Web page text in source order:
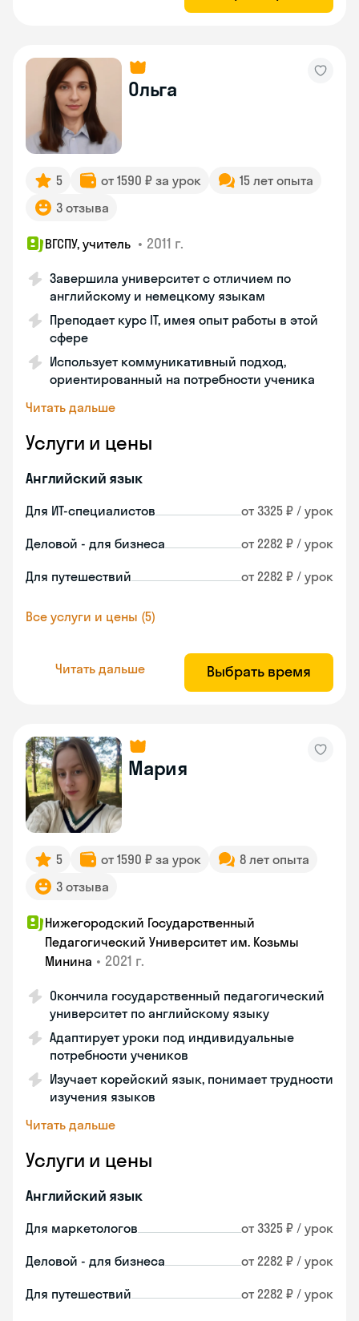
Ольга
5 от 1590 ₽ за урок
15 лет опыта
3 отзыва
ВГСПУ, учитель • 2011 г.
Завершила университет с отличием по
английскому и немецкому языкам
Преподает курс IT, имея опыт работы в этой
сфере
Использует коммуникативный подход,
ориентированный на потребности ученика
Читать дальше
Услуги и цены
Английский язык
Для ИТ-специалистов от 3325 ₽ / урок
Деловой - для бизнеса от 2282 ₽ / урок
Для путешествий от 2282 ₽ / урок
Все услуги и цены (5)
Читать дальше Выбрать время
Мария
5 от 1590 ₽ за урок
8 лет опыта
3 отзыва
Нижегородский Государственный
Педагогический Университет им. Козьмы
Минина • 2021 г.
Окончила государственный педагогический
университет по английскому языку
Адаптирует уроки под индивидуальные
потребности учеников
Изучает корейский язык, понимает трудности
изучения языков
Читать дальше
Услуги и цены
Английский язык
Для маркетологов от 3325 ₽ / урок
Деловой - для бизнеса от 2282 ₽ / урок
Для путешествий от 2282 ₽ / урок